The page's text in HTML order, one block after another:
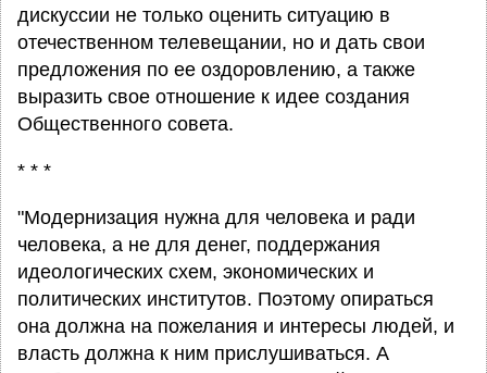
дискуссии не только оценить ситуацию в
отечественном телевещании, но и дать свои
предложения по ее оздоровлению, а также
выразить свое отношение к идее создания
Общественного совета.
* * *
"Модернизация нужна для человека и ради
человека, а не для денег, поддержания
идеологических схем, экономических и
политических институтов. Поэтому опираться
она должна на пожелания и интересы людей, и
власть должна к ним прислушиваться. А